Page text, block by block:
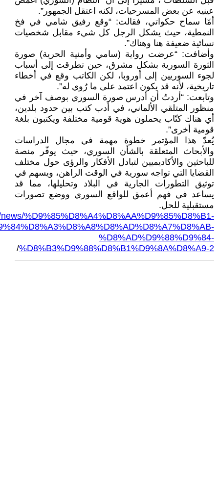
عينيه عن بعض المسرحيات، لكنه اعتقل الجمهور”.
أمّا سماح حكواتي، فقالت: “وقع رفيق شامي في فخ
النمطية، حيث يشكل الرجل كل شيء مقابل شخصيات
نسائية ضعيفة هنا وهناك”.
وأضافت: “عرضت رواية (سامي وأمنية الحرية) صورة
الثورة السورية بشكل مشرق، حين تطرقت إلى أسباب
لجوء السوريين إلى أوروبا، لكن الكاتب وقع في أخطاء
تاريخية، لأنه قد يكون اعتمد على ما رُوي له”.
وتابعت: “أردتُ أن أدرس صورة السوري بوصف آخر في
منظور المتلقي الألماني، في أدب كتب بين حدود بلدين،
أي هناك كتّاب يحملون هوية قومية مختلفة ويكتبون بلغة
قومية أخرى”.
يُعدّ هذا المؤتمر خطوة مهمة في مجال الدراسات
والأبحاث المتعلقة بالشأن السوري، حيث يوفّر منصة
للباحثين والأكاديميين لتبادل الأفكار والرؤى حول مختلف
القضايا التي تواجه سورية في الوقت الراهن، ويسهم في
توثيق التطورات الجارية في البلاد وتحليلها، مما قد
يساعد في فهم أعمق للواقع السوري ووضع تصورات
مستقبلية للحل.
%D9%85%D8%A4%D8%AA%D9%85%D8%B1-
%D8%AD%D9%88%D9%84-
%D8%B3%D9%88%D8%B1%D9%8A%D8%A9-2
/